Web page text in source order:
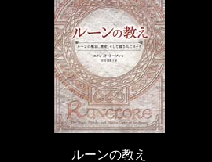
ルーンの教え